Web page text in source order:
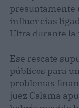
presuntamente
influencias
Ultra durante la
Ese rescate
públicos para
problemas
juez Calama